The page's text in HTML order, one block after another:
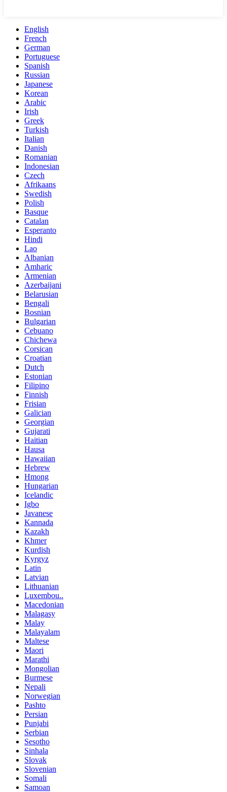
English
French
German
Portuguese
Spanish
Russian
Japanese
Korean
Arabic
Irish
Greek
Turkish
Italian
Danish
Romanian
Indonesian
Czech
Afrikaans
Swedish
Polish
Basque
Catalan
Esperanto
Hindi
Lao
Albanian
Amharic
Armenian
Azerbaijani
Belarusian
Bengali
Bosnian
Bulgarian
Cebuano
Chichewa
Corsican
Croatian
Dutch
Estonian
Filipino
Finnish
Frisian
Galician
Georgian
Gujarati
Haitian
Hausa
Hawaiian
Hebrew
Hmong
Hungarian
Icelandic
Igbo
Javanese
Kannada
Kazakh
Khmer
Kurdish
Kyrgyz
Latin
Latvian
Lithuanian
Luxembou..
Macedonian
Malagasy
Malay
Malayalam
Maltese
Maori
Marathi
Mongolian
Burmese
Nepali
Norwegian
Pashto
Persian
Punjabi
Serbian
Sesotho
Sinhala
Slovak
Slovenian
Somali
Samoan